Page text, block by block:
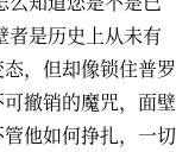
者是历史上从未有
，但却像锁住普罗
撤销的魔咒，面壁
他如何挣扎，一切